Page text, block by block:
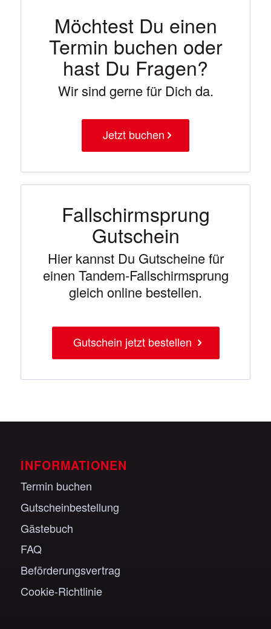
Möchtest Du einen
Termin buchen oder
hast Du Fragen?
Wir sind gerne für Dich da.
Jetzt buchen
Fallschirmsprung
Gutschein
Hier kannst Du Gutscheine für
einen Tandem-Fallschirmsprung
gleich online bestellen.
Gutschein jetzt bestellen
INFORMATIONEN
Termin buchen
Gutscheinbestellung
Gästebuch
FAQ
Beförderungsvertrag
Cookie-Richtlinie